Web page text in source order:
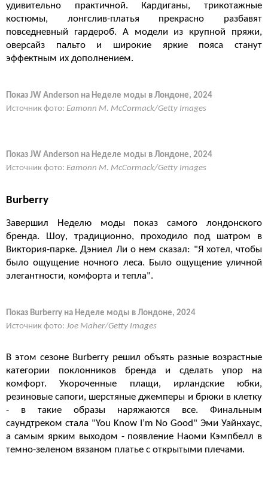
удивительно практичной. Кардиганы, трикотажные
костюмы, лонгслив-платья прекрасно разбавят
повседневный гардероб. А модели из крупной пряжи,
оверсайз пальто и широкие яркие пояса станут
эффектным их дополнением.
Показ JW Anderson на Неделе моды в Лондоне, 2024
Источник фото: Eamonn M. McCormack/Getty Images
Показ JW Anderson на Неделе моды в Лондоне, 2024
Источник фото: Eamonn M. McCormack/Getty Images
Burberry
Завершил Неделю моды показ самого лондонского
бренда. Шоу, традиционно, проходило под шатром в
Виктория-парке. Дэниел Ли о нем сказал: "Я хотел, чтобы
было ощущение ночного леса. Было ощущение уличной
элегантности, комфорта и тепла".
Показ Burberry на Неделе моды в Лондоне, 2024
Источник фото: Joe Maher/Getty Images
В этом сезоне Burberry решил объять разные возрастные
категории поклонников бренда и сделать упор на
комфорт. Укороченные плащи, ирландские юбки,
резиновые сапоги, шерстяные джемперы и брюки в клетку
- в такие образы наряжаются все. Финальным
саундтреком стала "You Know I’m No Good" Эми Уайнхаус,
а самым ярким выходом - появление Наоми Кэмпбелл в
темно-зеленом вязаном платье с открытыми плечами.